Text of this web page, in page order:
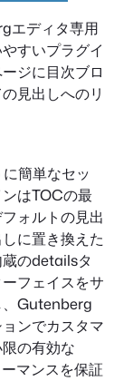
エディタ専用
すいプラグイ
ジに目次ブロ
見出しへのリ
簡単なセッ
はTOCの最
ォルトの見出
に置き換えた
のdetailsタ
フェイスをサ
、Gutenberg
ンでカスタマ
の有効な
マンスを保証